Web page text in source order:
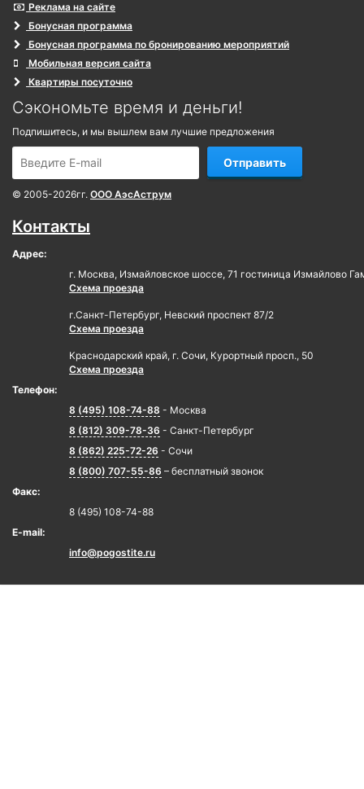
Реклама на сайте
Бонусная программа
Бонусная программа по бронированию мероприятий
Мобильная версия сайта
Квартиры посуточно
Сэкономьте время и деньги!
Подпишитесь, и мы вышлем вам лучшие предложения
Отправить
© 2005-2026гг. ООО АэсАструм
Контакты
Адрес:
г. Москва, Измайловское шоссе, 71 гостиница Измайлово
Схема проезда
г.Санкт-Петербург, Невский проспект 87/2
Схема проезда
Краснодарский край, г. Сочи, Курортный просп., 50
Схема проезда
Телефон:
8 (495) 108-74-88 - Москва
8 (812) 309-78-36 - Санкт-Петербург
8 (862) 225-72-26 - Сочи
8 (800) 707-55-86 – бесплатный звонок
Факс:
8 (495) 108-74-88
E-mail:
info@pogostite.ru